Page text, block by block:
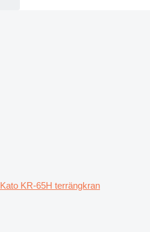
Kato KR-65H terrängkran